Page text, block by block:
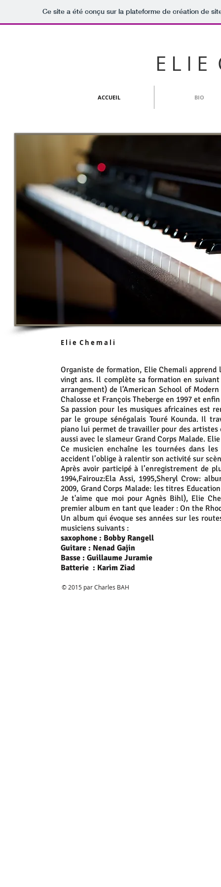
Ce site a été conçu sur la plateforme de création de
E L I E
ACCUEIL BIO
E l i e C h e m a l i
Organiste de formation, Elie Chemali apprend
vingt ans. Il complète sa formation en
arrangement) de l’American School of
Chalosse et François Theberge en 1997 et
Sa passion pour les musiques africaines est
par le groupe sénégalais Touré Kounda. Il
piano lui permet de travailler pour des artistes
aussi avec le slameur Grand Corps Malade.
Ce musicien enchaîne les tournées dans
accident l’oblige à ralentir son activité sur
Après avoir participé à l’enregistrement de
1994,Fairouz:Ela Assi, 1995,Sheryl Crow:
2009, Grand Corps Malade: les titres
Je t'aime que moi pour Agnès Bihl), Elie
premier album en tant que leader : On the
Un album qui évoque ses années sur les
musiciens suivants :
saxophone : Bobby Rangell
Guitare : Nenad Gajin
Basse : Guillaume Juramie
Batterie : Karim Ziad
© 2015 par Charles BAH